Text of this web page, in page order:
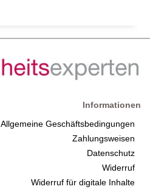
Informationen
Allgemeine Geschäftsbedingungen
Zahlungsweisen
Datenschutz
Widerruf
Widerruf für digitale Inhalte